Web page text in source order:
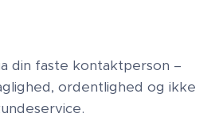
din faste kontaktperson –
ordentlighed og ikke